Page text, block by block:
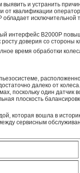
и устранить
квалификации
интерфейс B2000P
доверия со стороны
время обработки
далеко от
поскольку один датчик
плоскость
которая вошла в
сервисным